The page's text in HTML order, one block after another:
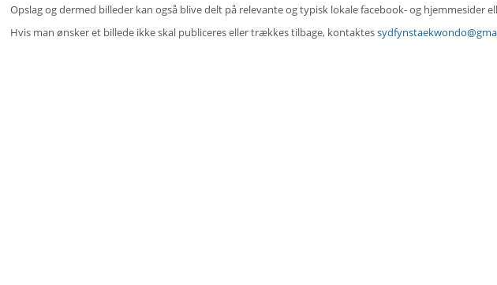
Opslag og dermed billeder kan også blive delt på relevante og typisk lokale facebook- og hjemmesider
Hvis man ønsker et billede ikke skal publiceres eller trækkes tilbage, kontaktes